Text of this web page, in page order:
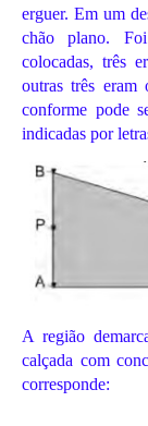
erguer. Em um
chão plano.
colocadas, três
outras três eram
conforme pode
indicadas por
A região
calçada com
corresponde: